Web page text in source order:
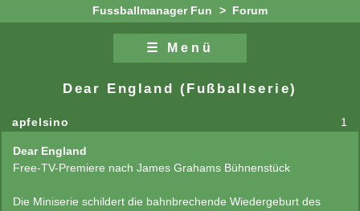
Fussballmanager Fun > Forum
☰ Menü
Zur NavigationDear England (Fußballserie)
1
apfelsino
Dear England
Free-TV-Premiere nach James Grahams Bühnenstück
Die Miniserie schildert die bahnbrechende Wiedergeburt des